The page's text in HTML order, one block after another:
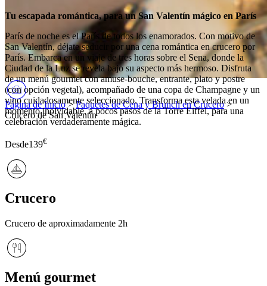
Página de Inicio>Paquetes de Cena y Brunch en Crucero>
Crucero de San Valentín
Tu escapada romántica, para un San Valentín mágico en París
París de noche es el París de todos los enamorados. Con motivo de
San Valentín, déjate seducir por una cena romántica en crucero por
París. Embarca en un viaje de tres horas sobre el Sena, donde la
Ciudad de la Luz se revela bajo su aspecto más hermoso. Disfruta
de un menú gourmet con amuse-bouche, entrante, plato y postre
(con opción vegetal), acompañado de una copa de Champagne y un
vino cuidadosamente seleccionado. Transforma esta velada en un
momento inolvidable, a pocos pasos de la Torre Eiffel, para una
celebración verdaderamente mágica.
Desde139€
Crucero
Crucero de aproximadamente 2h
Menú gourmet